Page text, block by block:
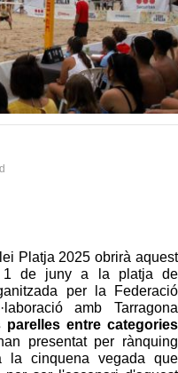
Platja 2025 obrirà aquest
de juny a la platja de
per la Federació
amb Tarragona
entre categories
presentat per rànquing
la cinquena vegada que